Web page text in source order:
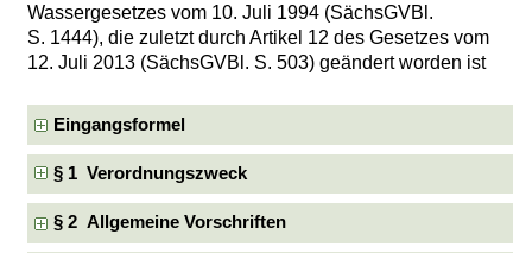
Wassergesetzes vom 10. Juli 1994 (SächsGVBl.
S. 1444), die zuletzt durch Artikel 12 des Gesetzes vom
12. Juli 2013 (SächsGVBl. S. 503) geändert worden ist
Eingangsformel
§ 1 Verordnungszweck
§ 2 Allgemeine Vorschriften